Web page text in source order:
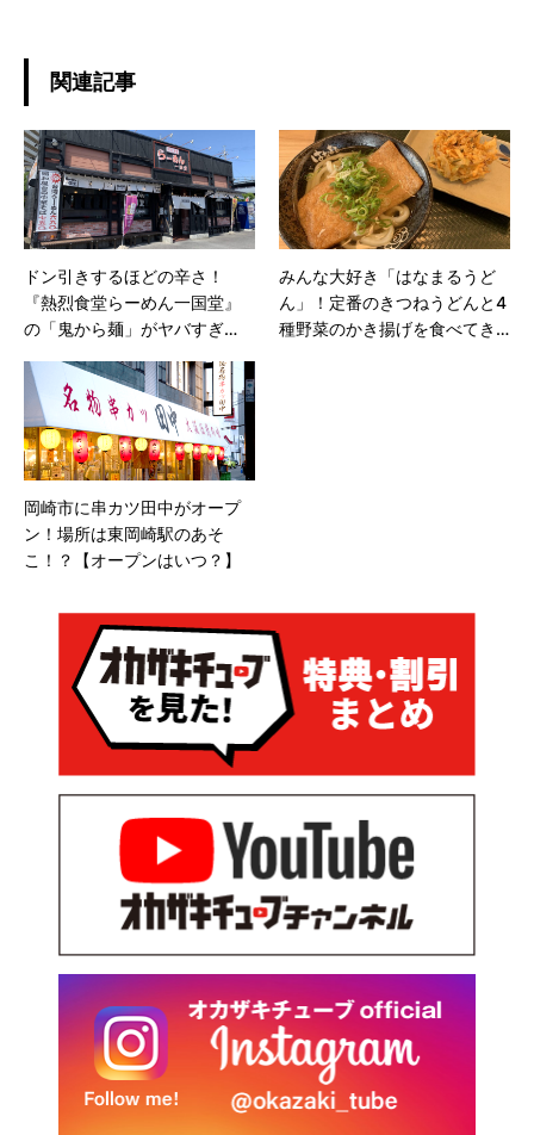
関連記事
ドン引きするほどの辛さ！
『熱烈食堂らーめん一国堂』
の「鬼から麺」がヤバすぎ
みんな大好き「はなまるうど
ん」！定番のきつねうどんと4
種野菜のかき揚げを食べてき
岡崎市に串カツ田中がオープ
ン！場所は東岡崎駅のあそ
こ！？【オープンはいつ？】